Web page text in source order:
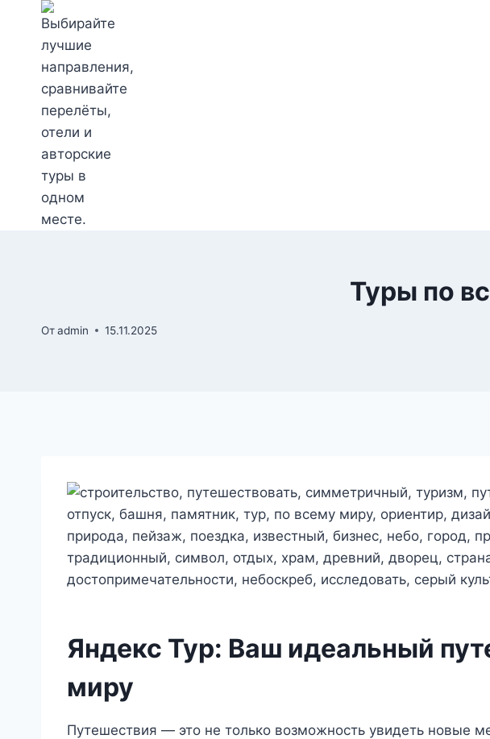
Перейти
содержимому
Туры по
Отadmin 15.11.2025
Яндекс Тур: Ваш идеальный
миру
Путешествия — это не только возможность увидеть новые